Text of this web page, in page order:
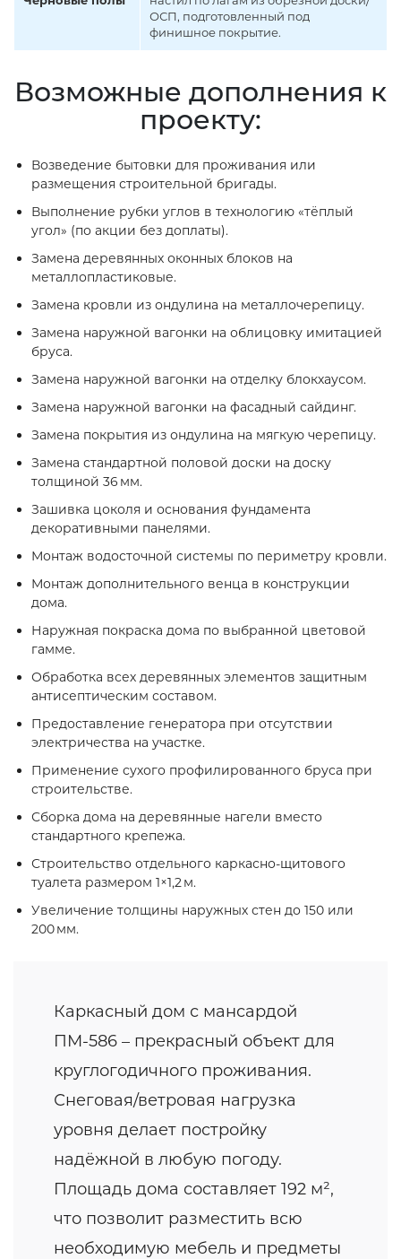
ОСП, подготовленный под
финишное покрытие.
Возможные дополнения к
проекту:
Возведение бытовки для проживания или
размещения строительной бригады.
Выполнение рубки углов в технологию «тёплый
угол» (по акции без доплаты).
Замена деревянных оконных блоков на
металлопластиковые.
Замена кровли из ондулина на металлочерепицу.
Замена наружной вагонки на облицовку имитацией
бруса.
Замена наружной вагонки на отделку блокхаусом.
Замена наружной вагонки на фасадный сайдинг.
Замена покрытия из ондулина на мягкую черепицу.
Замена стандартной половой доски на доску
толщиной 36 мм.
Зашивка цоколя и основания фундамента
декоративными панелями.
Монтаж водосточной системы по периметру кровли.
Монтаж дополнительного венца в конструкции
дома.
Наружная покраска дома по выбранной цветовой
гамме.
Обработка всех деревянных элементов защитным
антисептическим составом.
Предоставление генератора при отсутствии
электричества на участке.
Применение сухого профилированного бруса при
строительстве.
Сборка дома на деревянные нагели вместо
стандартного крепежа.
Строительство отдельного каркасно‑щитового
туалета размером 1×1,2 м.
Увеличение толщины наружных стен до 150 или
200 мм.
Каркасный дом с мансардой
ПМ-586 – прекрасный объект для
круглогодичного проживания.
Снеговая/ветровая нагрузка
уровня делает постройку
надёжной в любую погоду.
Площадь дома составляет 192 м²,
что позволит разместить всю
необходимую мебель и предметы